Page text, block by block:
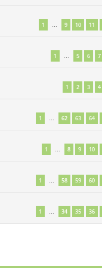
1 … 9 10 11
1 … 5 6 7
1 2 3 4
1 … 62 63 64
1 … 8 9 10
1 … 58 59 60
1 … 34 35 36